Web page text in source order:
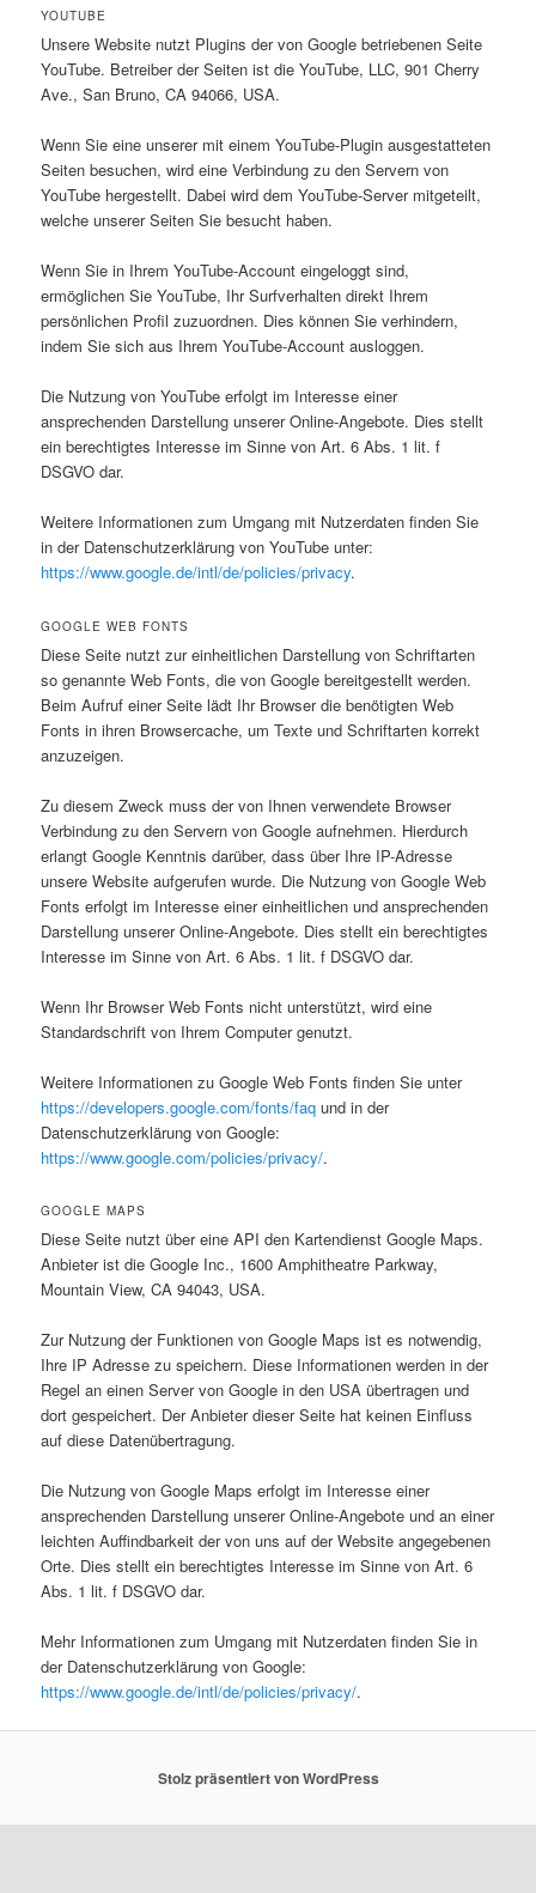
YOUTUBE
Unsere Website nutzt Plugins der von Google betriebenen Seite
YouTube. Betreiber der Seiten ist die YouTube, LLC, 901 Cherry
Ave., San Bruno, CA 94066, USA.
Wenn Sie eine unserer mit einem YouTube-Plugin ausgestatteten
Seiten besuchen, wird eine Verbindung zu den Servern von
YouTube hergestellt. Dabei wird dem YouTube-Server mitgeteilt,
welche unserer Seiten Sie besucht haben.
Wenn Sie in Ihrem YouTube-Account eingeloggt sind,
ermöglichen Sie YouTube, Ihr Surfverhalten direkt Ihrem
persönlichen Profil zuzuordnen. Dies können Sie verhindern,
indem Sie sich aus Ihrem YouTube-Account ausloggen.
Die Nutzung von YouTube erfolgt im Interesse einer
ansprechenden Darstellung unserer Online-Angebote. Dies stellt
ein berechtigtes Interesse im Sinne von Art. 6 Abs. 1 lit. f
DSGVO dar.
Weitere Informationen zum Umgang mit Nutzerdaten finden Sie
in der Datenschutzerklärung von YouTube unter:
https://www.google.de/intl/de/policies/privacy.
GOOGLE WEB FONTS
Diese Seite nutzt zur einheitlichen Darstellung von Schriftarten
so genannte Web Fonts, die von Google bereitgestellt werden.
Beim Aufruf einer Seite lädt Ihr Browser die benötigten Web
Fonts in ihren Browsercache, um Texte und Schriftarten korrekt
anzuzeigen.
Zu diesem Zweck muss der von Ihnen verwendete Browser
Verbindung zu den Servern von Google aufnehmen. Hierdurch
erlangt Google Kenntnis darüber, dass über Ihre IP-Adresse
unsere Website aufgerufen wurde. Die Nutzung von Google Web
Fonts erfolgt im Interesse einer einheitlichen und ansprechenden
Darstellung unserer Online-Angebote. Dies stellt ein berechtigtes
Interesse im Sinne von Art. 6 Abs. 1 lit. f DSGVO dar.
Wenn Ihr Browser Web Fonts nicht unterstützt, wird eine
Standardschrift von Ihrem Computer genutzt.
Weitere Informationen zu Google Web Fonts finden Sie unter
https://developers.google.com/fonts/faq und in der
Datenschutzerklärung von Google:
https://www.google.com/policies/privacy/.
GOOGLE MAPS
Diese Seite nutzt über eine API den Kartendienst Google Maps.
Anbieter ist die Google Inc., 1600 Amphitheatre Parkway,
Mountain View, CA 94043, USA.
Zur Nutzung der Funktionen von Google Maps ist es notwendig,
Ihre IP Adresse zu speichern. Diese Informationen werden in der
Regel an einen Server von Google in den USA übertragen und
dort gespeichert. Der Anbieter dieser Seite hat keinen Einfluss
auf diese Datenübertragung.
Die Nutzung von Google Maps erfolgt im Interesse einer
ansprechenden Darstellung unserer Online-Angebote und an einer
leichten Auffindbarkeit der von uns auf der Website angegebenen
Orte. Dies stellt ein berechtigtes Interesse im Sinne von Art. 6
Abs. 1 lit. f DSGVO dar.
Mehr Informationen zum Umgang mit Nutzerdaten finden Sie in
der Datenschutzerklärung von Google:
https://www.google.de/intl/de/policies/privacy/.
Stolz präsentiert von WordPress